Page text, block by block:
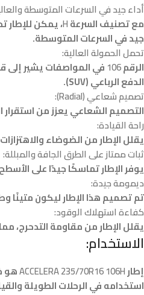
أداء جيد في السرعات المتوسطة
مع تصنيف السرعةH
جيد في السرعات المتوسطة.
تحمل الحمولة العالية:
الرقم106
الدفع الرباعي (SUV).
تصميم شعاعي (Radial):
التصميم الشعاعي يعزز من استقرار
راحة القيادة:
يقلل الإطار من الضوضاء
ثبات ممتاز على الطرق الجافة والمبللة:
يوفر الإطار تماسكًا جيدًا على
ديمومة جيدة:
تم تصميم هذا الإطار ليكون متينًا
كفاءة استهلاك الوقود:
يقلل الإطار من مقاومة التدحرج،
الاستخدام:
إطارACCELERA 235/70R16 106H
استخدامه في الرحلات الطويلة